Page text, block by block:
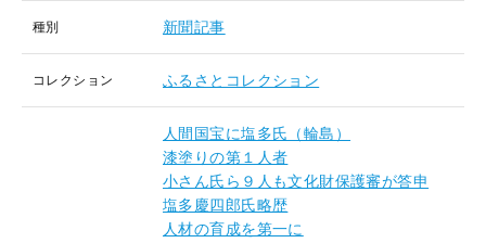
種別 新聞記事
コレクション ふるさとコレクション
人間国宝に塩多氏（輪島）
漆塗りの第１人者
小さん氏ら９人も文化財保護審が答申
塩多慶四郎氏略歴
人材の育成を第一に